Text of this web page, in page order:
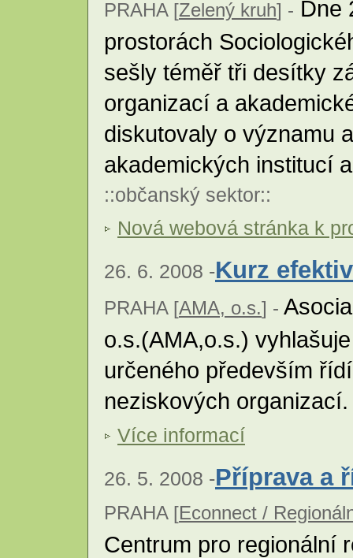
PRAHA [Zelený kruh] - Dne
prostorách
sešly téměř tři desítky
organizací a
diskutovaly o významu
akademických institucí
::občanský sektor::
Nová webová stránka k
26. 6. 2008 -Kurz
PRAHA [AMA, o.s.] -
o.s.(AMA,o.s.)
určeného především
neziskových
Více informací
26. 5. 2008 -Příprava a
PRAHA [Econnect /
Centrum pro regionální